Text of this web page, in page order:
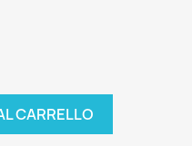
CARRELLO